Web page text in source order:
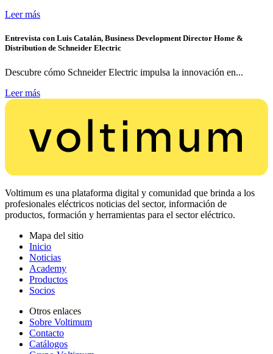
Leer más
Entrevista con Luis Catalán, Business Development Director Home &
Distribution de Schneider Electric
Descubre cómo Schneider Electric impulsa la innovación en...
Leer más
Voltimum es una plataforma digital y comunidad que brinda a los
profesionales eléctricos noticias del sector, información de
productos, formación y herramientas para el sector eléctrico.
Mapa del sitio
Inicio
Noticias
Academy
Productos
Socios
Otros enlaces
Sobre Voltimum
Contacto
Catálogos